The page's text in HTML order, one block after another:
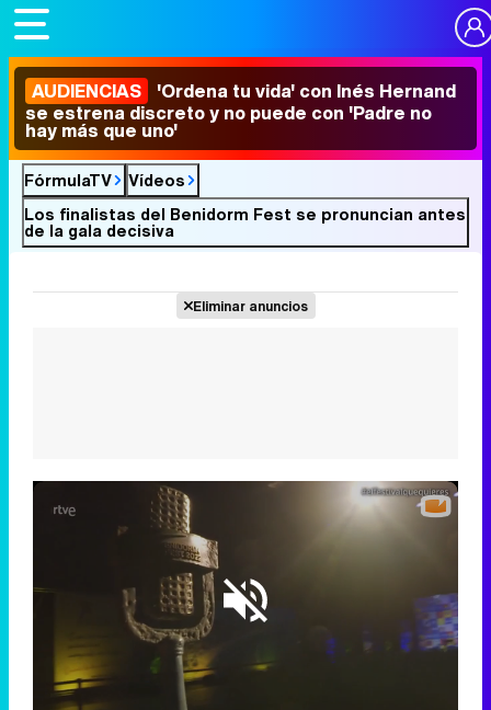
AUDIENCIAS 'Ordena tu vida' con Inés Hernand
se estrena discreto y no puede con 'Padre no
hay más que uno'
FórmulaTV
Vídeos
Los finalistas del Benidorm Fest se pronuncian antes
de la gala decisiva
Eliminar anuncios
Unmute
Loaded